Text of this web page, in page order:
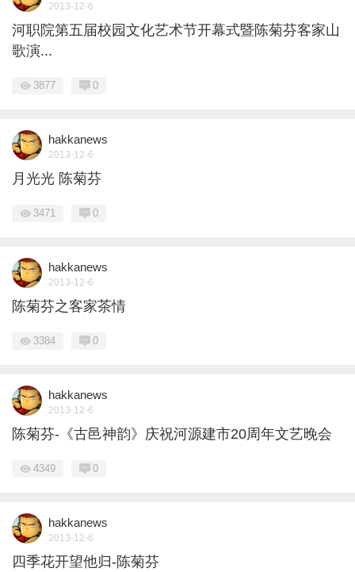
2013-12-6
河职院第五届校园文化艺术节开幕式暨陈菊芬客家山
歌演...
3877 0
hakkanews
2013-12-6
月光光 陈菊芬
3471 0
hakkanews
2013-12-6
陈菊芬之客家茶情
3384 0
hakkanews
2013-12-6
陈菊芬-《古邑神韵》庆祝河源建市20周年文艺晚会
4349 0
hakkanews
2013-12-6
四季花开望他归-陈菊芬